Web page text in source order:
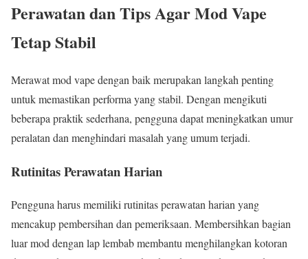
Perawatan dan Tips Agar Mod Vape
Tetap Stabil
Merawat mod vape dengan baik merupakan langkah penting
untuk memastikan performa yang stabil. Dengan mengikuti
beberapa praktik sederhana, pengguna dapat meningkatkan umur
peralatan dan menghindari masalah yang umum terjadi.
Rutinitas Perawatan Harian
Pengguna harus memiliki rutinitas perawatan harian yang
mencakup pembersihan dan pemeriksaan. Membersihkan bagian
luar mod dengan lap lembab membantu menghilangkan kotoran